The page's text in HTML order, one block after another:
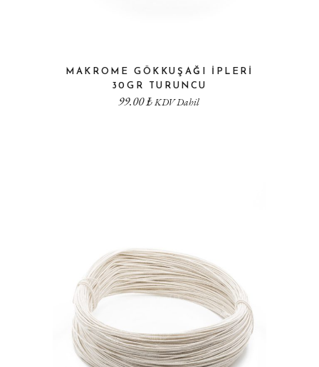
MAKROME GÖKKUŞAĞI İPLERI
30GR TURUNCU
99.00₺KDV Dahil